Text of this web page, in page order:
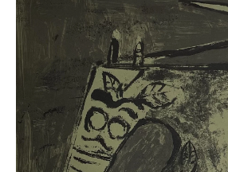
OBJETS VENDUS
À PROPOS
PRESSE
CONTACT
NEWSLETTER